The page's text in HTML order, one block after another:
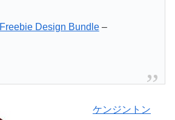
Design Bundle–
ケンジントン